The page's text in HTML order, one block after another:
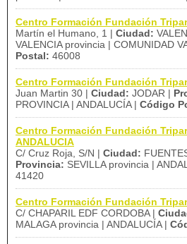
Centro Formación Fundación
Martín el Humano, 1 | Ciudad:
VALENCIA provincia | COMUNIDAD
Postal: 46008
Centro Formación Fundación
Juan Martin 30 | Ciudad: JODAR |
PROVINCIA | ANDALUCÍA | Código
Centro Formación Fundación
ANDALUCIA
C/ Cruz Roja, S/N | Ciudad:
Provincia: SEVILLA provincia |
41420
Centro Formación Fundación
C/ CHAPARIL EDF CORDOBA |
MALAGA provincia | ANDALUCÍA |